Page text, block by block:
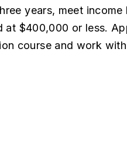
years, meet income
$400,000 or less.
course and work